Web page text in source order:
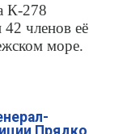
К-278
членов её
море.
Прядко